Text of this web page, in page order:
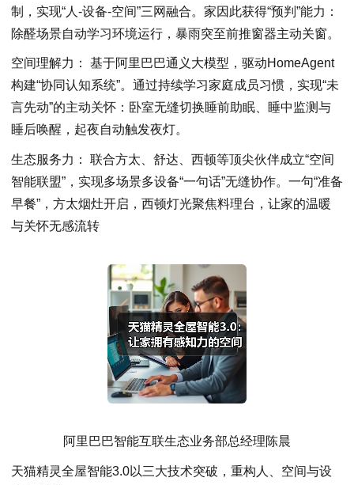
制，实现“人-设备-空间”三网融合。家因此获得“预判”能力：
除醛场景自动学习环境运行，暴雨突至前推窗器主动关窗。
空间理解力： 基于阿里巴巴通义大模型，驱动HomeAgent
构建“协同认知系统”。通过持续学习家庭成员习惯，实现“未
言先动”的主动关怀：卧室无缝切换睡前助眠、睡中监测与
睡后唤醒，起夜自动触发夜灯。
生态服务力： 联合方太、舒达、西顿等顶尖伙伴成立“空间
智能联盟”，实现多场景多设备“一句话”无缝协作。一句“准备
早餐”，方太烟灶开启，西顿灯光聚焦料理台，让家的温暖
与关怀无感流转
阿里巴巴智能互联生态业务部总经理陈晨
天猫精灵全屋智能3.0以三大技术突破，重构人、空间与设